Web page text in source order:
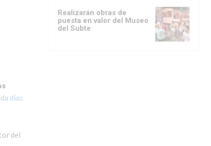
días
del
Realizarán obras de
puesta en valor del Museo
del Subte